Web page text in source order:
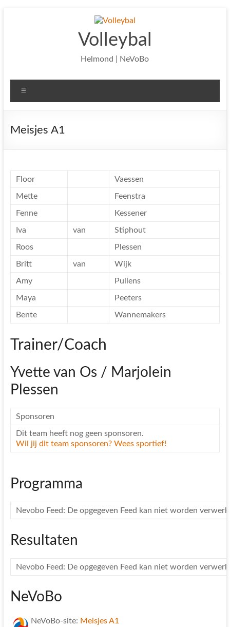
Volleybal
Helmond | NeVoBo
Meisjes A1
Floor Vaessen
Mette Feenstra
Fenne Kessener
Iva van Stiphout
Roos Plessen
Britt van Wijk
Amy Pullens
Maya Peeters
Bente Wannemakers
Trainer/Coach
Yvette van Os / Marjolein
Plessen
Sponsoren
Dit team heeft nog geen sponsoren.
Wil jij dit team sponsoren? Wees sportief!
Programma
Nevobo Feed: De opgegeven Feed kan niet worden
Resultaten
Nevobo Feed: De opgegeven Feed kan niet worden
NeVoBo
NeVoBo-site: Meisjes A1